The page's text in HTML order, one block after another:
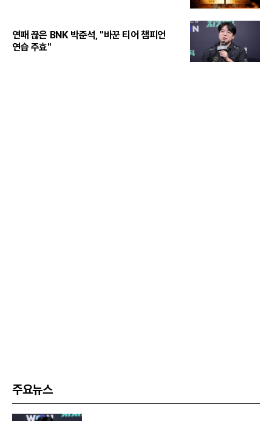
연패 끊은 BNK 박준석, "바꾼 티어 챔피언
연습 주효"
주요뉴스